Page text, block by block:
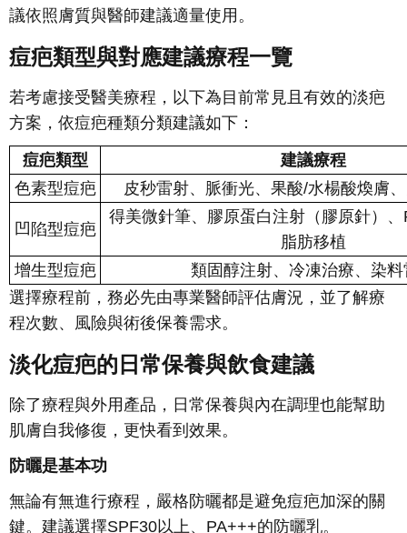
議依照膚質與醫師建議適量使用。
痘疤類型與對應建議療程一覽
若考慮接受醫美療程，以下為目前常見且有效的淡疤
方案，依痘疤種類分類建議如下：
痘疤類型
建議療程
色素型痘疤
皮秒雷射、脈衝光、果酸/水楊酸煥膚
凹陷型痘疤
得美微針筆、膠原蛋白注射（膠原針）
脂肪移植
增生型痘疤
類固醇注射、冷凍治療、染料
選擇療程前，務必先由專業醫師評估膚況，並了解療
程次數、風險與術後保養需求。
淡化痘疤的日常保養與飲食建議
除了療程與外用產品，日常保養與內在調理也能幫助
肌膚自我修復，更快看到效果。
防曬是基本功
無論有無進行療程，嚴格防曬都是避免痘疤加深的關
鍵。建議選擇SPF30以上、PA+++的防曬乳。